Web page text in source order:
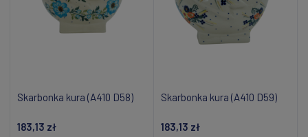
Skarbonka kura (A410 D58)
183,13 zł
Skarbonka kura (A410 D59)
183,13 zł